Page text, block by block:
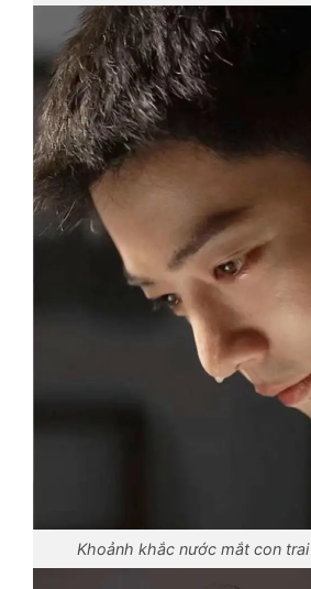
Khoảnh khắc nước mắt con